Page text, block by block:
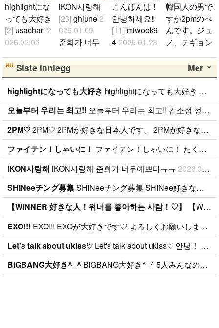
highlightにな
っても大好き
[2] usachan 2
026.02.02
たのが、遅か
ったからいろ
んな情報が欲
しいです。 hi
ghlightになっ
ても好きな気
持ちは変わり
ません。 メ
ンバー全員が
大好きです
が、一番大好
きなのはジュ
ンヒョンで
す。 彼らの
ことたくさん
知りたいで
す。..
iKON사랑해
[23]ghjune 2
026.01.09
준회가 너무
こんばんは！
안녕하세요!!
[11] miwook9
4 2025.01.23
す( ˆoˆ )/ 性
別、年齢、国
籍関係なく B
ANAと仲良く
したいで
す！！ ちな
みに、94line
ゴンチャンぺ
んです！ コ
メント、メー
ル待ってます
( ˆoˆ )/안녕하
세요!..
韓国人の男で
すが2pmのぺ
んです。ジュ
ノ、テギョン
んです。[12]
sy09302023.
08.19
(￣▽￣)..
Mer
Siste innlegg
highlightになっても大好き highlightになっても大好き ファンになったのが、遅かったからいろんな情報が欲しいです。 highlightになっても好きな気持ちは変わりません。 メンバー全員が大好きですが、一番大好きなのはジュンヒョンです。 彼らのことたくさん知りたいです。
오늘부터 우리는 최고!! 오늘부터 우리는 최고!! 김소정 정예린 정은비 최유나 황은비 김예원 여!!자!!친!!구!!
2PM♡2PM♡ 2PMが好きな日本人です。 2PMが好きな人仲良くしてください。
ファイテン！しゃいに！ ファイテン！しゃいに！ たくさん応援します！
iKON사랑해 iKON사랑해 준회가 너무예쁘다ㅠㅠ 2026.01.09
SHINeeチング募集SHINeeチング募集 SHINee好きなチング募集してます(^-^ )
【WINNER 好きな人！위너를 좋아하는 사람！♡】
【WINNER 好きな人！위너를 좋아하는 사람！♡】 WINNERが好きな人いませんか？ 私は日本のWINNERファンです。 よかったら楽しくお話しましょう！ 気軽にメッセージください^o^ 위너 좋아하는 사람 있읍니까? 꼭 친하게 지네고 싶어요! 선뜻 메시지 주세요^o^ People who likes WINNER! Let's talk about WINNER^o^
EXO!!! EXO!!! EXOが大好きです♡ よろしくお願いします^^!!! EXO 사랑해요♡ 잘부탁드립니다^^!!!
Let's talk about ukiss♡
BIGBANG大好き^_^ BIGBANG大好き^_^ 5人みんなの個性も輝きパフォーマンスも最高 ジヨンには憧れとリスペクトが止まらないです 今年の夏念願だったDolce.beta .pensionにgo! スタッフさんやジヨンアッパに優しく迎えて貰い very happyな時間でした(o^^o) 東京ドーム1人参戦なので 友達出来るとよいな♪♪